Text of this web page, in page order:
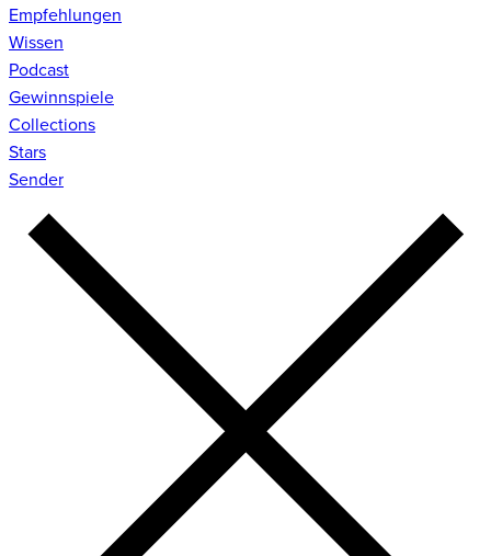
Empfehlungen
Wissen
Podcast
Gewinnspiele
Collections
Stars
Sender